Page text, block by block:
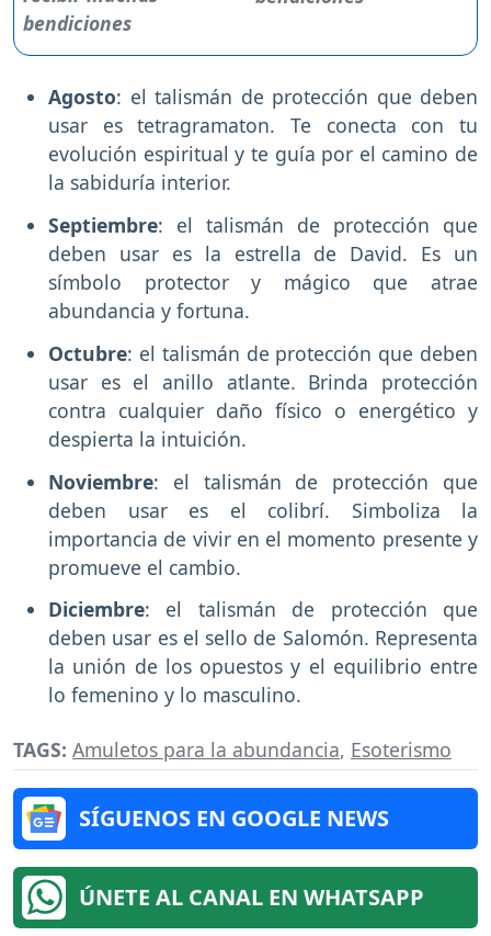
Agosto: el talismán de protección que deben
usar es tetragramaton. Te conecta con tu
evolución espiritual y te guía por el camino de
la sabiduría interior.
Septiembre: el talismán de protección que
deben usar es la estrella de David. Es un
símbolo protector y mágico que atrae
abundancia y fortuna.
Octubre: el talismán de protección que deben
usar es el anillo atlante. Brinda protección
contra cualquier daño físico o energético y
despierta la intuición.
Noviembre: el talismán de protección que
deben usar es el colibrí. Simboliza la
importancia de vivir en el momento presente y
promueve el cambio.
Diciembre: el talismán de protección que
deben usar es el sello de Salomón. Representa
la unión de los opuestos y el equilibrio entre
lo femenino y lo masculino.
TAGS: Amuletos para la abundancia, Esoterismo
SÍGUENOS EN GOOGLE NEWS
ÚNETE AL CANAL EN WHATSAPP